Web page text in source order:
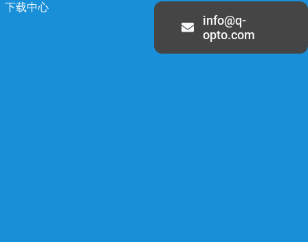
下载中心
info@q-
opto.com